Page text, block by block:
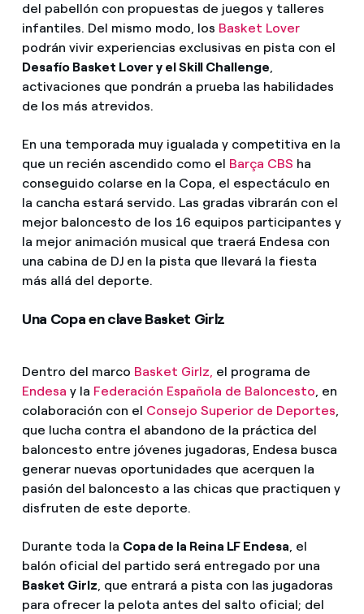
del pabellón con propuestas de juegos y talleres
infantiles. Del mismo modo, los Basket Lover
podrán vivir experiencias exclusivas en pista con el
Desafío Basket Lover y el Skill Challenge,
activaciones que pondrán a prueba las habilidades
de los más atrevidos.
En una temporada muy igualada y competitiva en la
que un recién ascendido como el Barça CBS ha
conseguido colarse en la Copa, el espectáculo en
la cancha estará servido. Las gradas vibrarán con el
mejor baloncesto de los 16 equipos participantes y
la mejor animación musical que traerá Endesa con
una cabina de DJ en la pista que llevará la fiesta
más allá del deporte.
Una Copa en clave Basket Girlz
Dentro del marco Basket Girlz, el programa de
Endesa y la Federación Española de Baloncesto, en
colaboración con el Consejo Superior de Deportes,
que lucha contra el abandono de la práctica del
baloncesto entre jóvenes jugadoras, Endesa busca
generar nuevas oportunidades que acerquen la
pasión del baloncesto a las chicas que practiquen y
disfruten de este deporte.
Durante toda la Copa de la Reina LF Endesa, el
balón oficial del partido será entregado por una
Basket Girlz, que entrará a pista con las jugadoras
para ofrecer la pelota antes del salto oficial; del